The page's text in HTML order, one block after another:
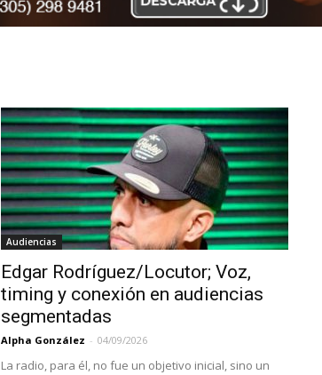
Audiencias
Edgar Rodríguez/Locutor; Voz,
timing y conexión en audiencias
segmentadas
Alpha González - 04/09/2026
La radio, para él, no fue un objetivo inicial, sino un